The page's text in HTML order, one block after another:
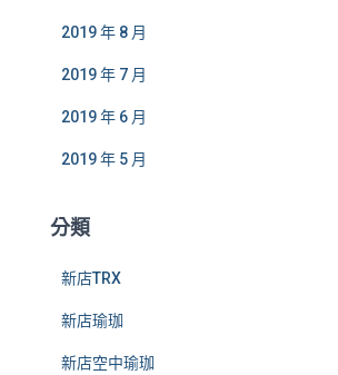
2019 年 8 月
2019 年 7 月
2019 年 6 月
2019 年 5 月
分類
新店TRX
新店瑜珈
新店空中瑜珈